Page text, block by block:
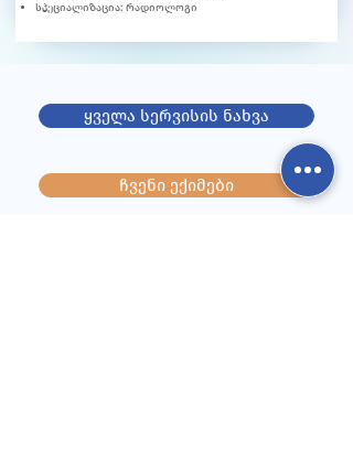
სპეციალიზაცია: რადიოლოგი
ყველა სერვისის ნახვა
ჩვენი ექიმები